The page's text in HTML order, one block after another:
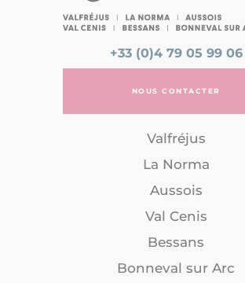
+33 (0)4 79 05 99 06
NOUS CONTACTER
Valfréjus
La Norma
Aussois
Val Cenis
Bessans
Bonneval sur Arc